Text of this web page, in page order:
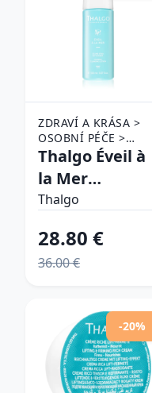
ZDRAVÍ A KRÁSA >
OSOBNÍ PÉČE >
KOSMETIKA > PÉČE
O PLEŤ >
ODLIČOVAČE
Thalgo Éveil à
la Mer
Foaming
Lotion čistiaca
a odličovacia
Thalgo
28.80 €
36.00 €
-20%